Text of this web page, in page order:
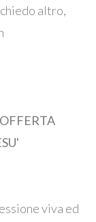
altro,
viva ed